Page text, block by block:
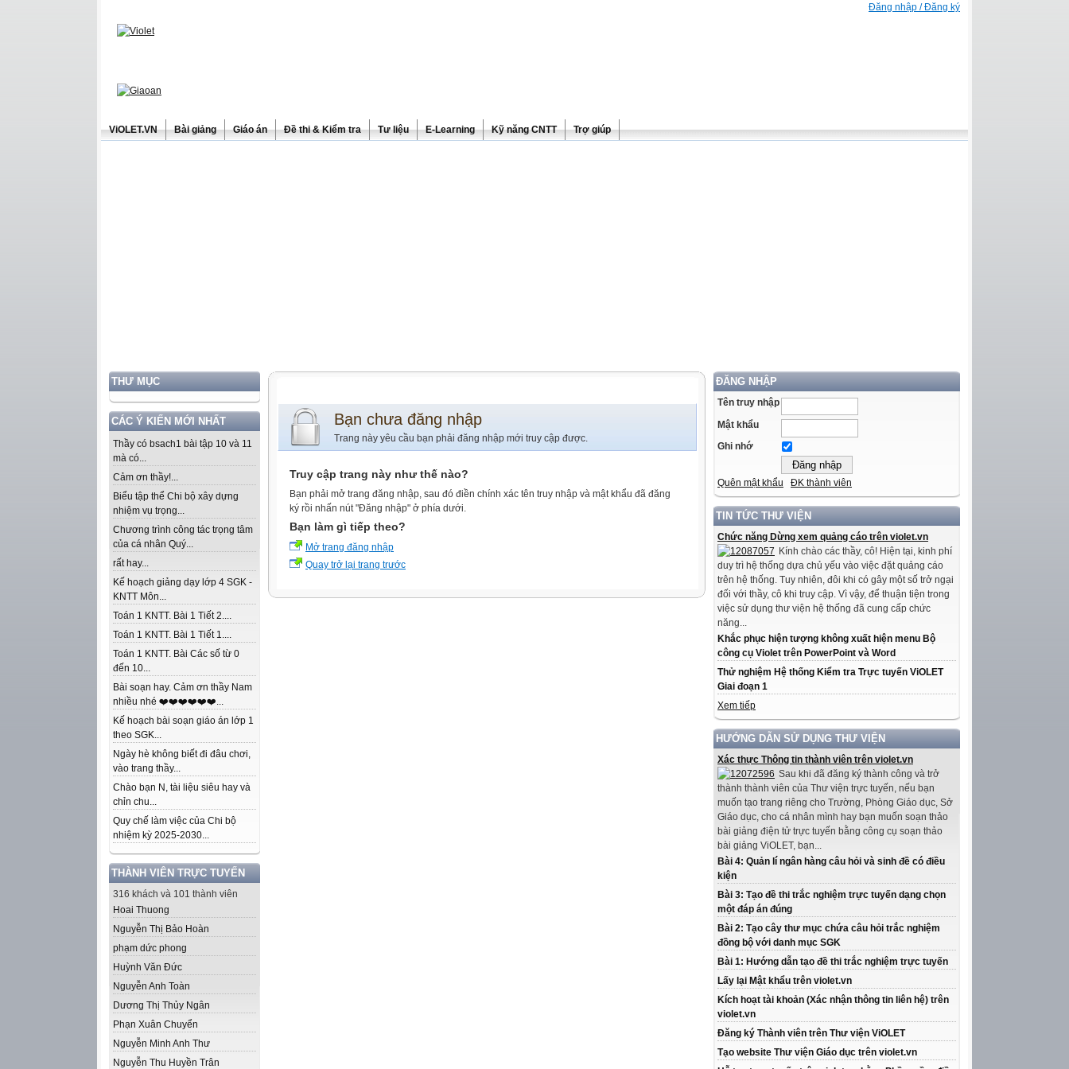
Đăng nhập / Đăng ký
ViOLET.VN Bài giảng Giáo án Đề thi & Kiểm tra Tư liệu E-Learning Kỹ năng CNTT Trợ giúp
THƯ MỤC
CÁC Ý KIẾN MỚI NHẤT
Thầy có bsach1 bài tập 10 và 11
mà có...
Cảm ơn thầy!...
Biểu tập thể Chi bộ xây dựng
nhiệm vụ trọng...
Chương trình công tác trọng tâm
của cá nhân Quý...
rất hay...
Kế hoạch giảng dạy lớp 4 SGK -
KNTT Môn...
Toán 1 KNTT. Bài 1 Tiết 2....
Toán 1 KNTT. Bài 1 Tiết 1....
Toán 1 KNTT. Bài Các số từ 0
đến 10...
Bài soạn hay. Cảm ơn thầy Nam
nhiều nhé ❤️❤️❤️❤️❤️❤️...
Kế hoạch bài soạn giáo án lớp 1
theo SGK...
Ngày hè không biết đi đâu chơi,
vào trang thầy...
Chào bạn N, tài liệu siêu hay và
chỉn chu...
Quy chế làm việc của Chi bộ
nhiệm kỳ 2025-2030...
THÀNH VIÊN TRỰC TUYẾN
316 khách và 101 thành viên
Hoai Thuong
Nguyễn Thị Bảo Hoàn
phạm dức phong
Huỳnh Văn Đức
Nguyễn Anh Toàn
Dương Thị Thủy Ngân
Phạn Xuân Chuyển
Nguyễn Minh Anh Thư
Nguyễn Thu Huyền Trân
ĐĂNG NHẬP
Tên truy nhập
Mật khẩu
Ghi nhớ
Quên mật khẩu ĐK thành viên
TIN TỨC THƯ VIỆN
Chức năng Dừng xem quảng cáo trên violet.vn
Kính chào các thầy, cô! Hiện tại, kinh phí
duy trì hệ thống dựa chủ yếu vào việc đặt quảng cáo
trên hệ thống. Tuy nhiên, đôi khi có gây một số trở ngại
đối với thầy, cô khi truy cập. Vì vậy, để thuận tiện trong
việc sử dụng thư viện hệ thống đã cung cấp chức
năng...
Khắc phục hiện tượng không xuất hiện menu Bộ
công cụ Violet trên PowerPoint và Word
Thử nghiệm Hệ thống Kiểm tra Trực tuyến ViOLET
Giai đoạn 1
Xem tiếp
HƯỚNG DẪN SỬ DỤNG THƯ VIỆN
Xác thực Thông tin thành viên trên violet.vn
Sau khi đã đăng ký thành công và trở
thành thành viên của Thư viện trực tuyến, nếu bạn
muốn tạo trang riêng cho Trường, Phòng Giáo dục, Sở
Giáo dục, cho cá nhân mình hay bạn muốn soạn thảo
bài giảng điện tử trực tuyến bằng công cụ soạn thảo
bài giảng ViOLET, bạn...
Bài 4: Quản lí ngân hàng câu hỏi và sinh đề có điều
kiện
Bài 3: Tạo đề thi trắc nghiệm trực tuyến dạng chọn
một đáp án đúng
Bài 2: Tạo cây thư mục chứa câu hỏi trắc nghiệm
đồng bộ với danh mục SGK
Bài 1: Hướng dẫn tạo đề thi trắc nghiệm trực tuyến
Lấy lại Mật khẩu trên violet.vn
Kích hoạt tài khoản (Xác nhận thông tin liên hệ) trên
violet.vn
Đăng ký Thành viên trên Thư viện ViOLET
Tạo website Thư viện Giáo dục trên violet.vn
Bạn chưa đăng nhập
Trang này yêu cầu bạn phải đăng nhập mới truy cập được.
Truy cập trang này như thế nào?
Bạn phải mở trang đăng nhập, sau đó điền chính xác tên truy nhập và mật khẩu đã đăng
ký rồi nhấn nút "Đăng nhập" ở phía dưới.
Bạn làm gì tiếp theo?
Mở trang đăng nhập
Quay trở lại trang trước